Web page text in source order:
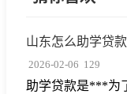
山东怎么助学贷
2026-02-06 129
助学贷款是***为